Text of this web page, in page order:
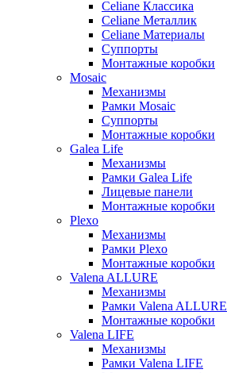
Celiane Классика
Celiane Металлик
Celiane Материалы
Суппорты
Монтажные коробки
Mosaic
Механизмы
Рамки Mosaic
Суппорты
Монтажные коробки
Galea Life
Механизмы
Рамки Galea Life
Лицевые панели
Монтажные коробки
Plexo
Механизмы
Рамки Plexo
Монтажные коробки
Valena ALLURE
Механизмы
Рамки Valena ALLURE
Монтажные коробки
Valena LIFE
Механизмы
Рамки Valena LIFE